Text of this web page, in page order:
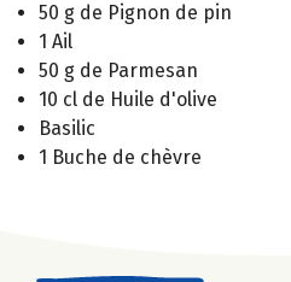
50 g de Pignon de pin
1 Ail
50 g de Parmesan
10 cl de Huile d'olive
Basilic
1 Buche de chèvre